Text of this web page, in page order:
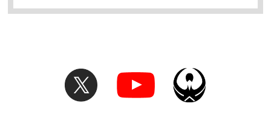
X(旧Twitter)